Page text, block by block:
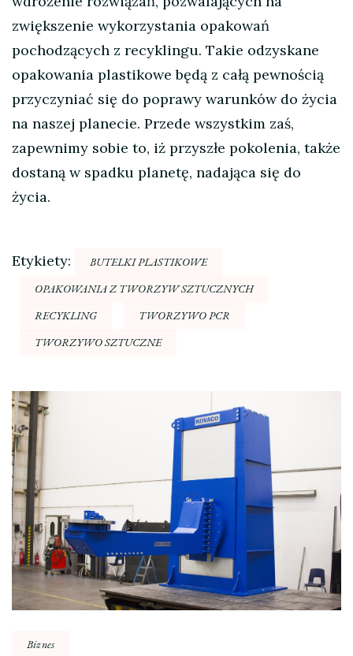
zwiększenie wykorzystania opakowań
pochodzących z recyklingu. Takie odzyskane
opakowania plastikowe będą z całą pewnością
przyczyniać się do poprawy warunków do życia
na naszej planecie. Przede wszystkim zaś,
zapewnimy sobie to, iż przyszłe pokolenia, także
dostaną w spadku planetę, nadająca się do
życia.
Etykiety:
BUTELKI PLASTIKOWE
OPAKOWANIA Z TWORZYW SZTUCZNYCH
RECYKLING
TWORZYWO PCR
TWORZYWO SZTUCZNE
Nawigacja
wpisu
Biznes